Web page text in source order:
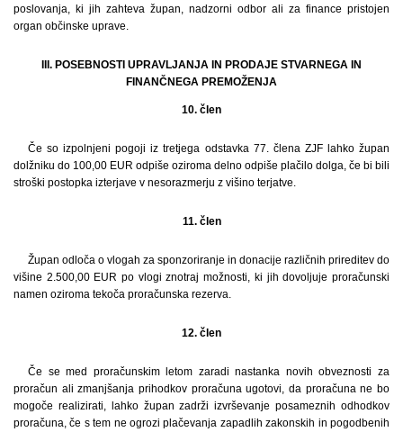
poslovanja, ki jih zahteva župan, nadzorni odbor ali za finance pristojen
organ občinske uprave.
III. POSEBNOSTI UPRAVLJANJA IN PRODAJE STVARNEGA IN
FINANČNEGA PREMOŽENJA
10. člen
Če so izpolnjeni pogoji iz tretjega odstavka 77. člena ZJF lahko župan
dolžniku do 100,00 EUR odpiše oziroma delno odpiše plačilo dolga, če bi bili
stroški postopka izterjave v nesorazmerju z višino terjatve.
11. člen
Župan odloča o vlogah za sponzoriranje in donacije različnih prireditev do
višine 2.500,00 EUR po vlogi znotraj možnosti, ki jih dovoljuje proračunski
namen oziroma tekoča proračunska rezerva.
12. člen
Če se med proračunskim letom zaradi nastanka novih obveznosti za
proračun ali zmanjšanja prihodkov proračuna ugotovi, da proračuna ne bo
mogoče realizirati, lahko župan zadrži izvrševanje posameznih odhodkov
proračuna, če s tem ne ogrozi plačevanja zapadlih zakonskih in pogodbenih